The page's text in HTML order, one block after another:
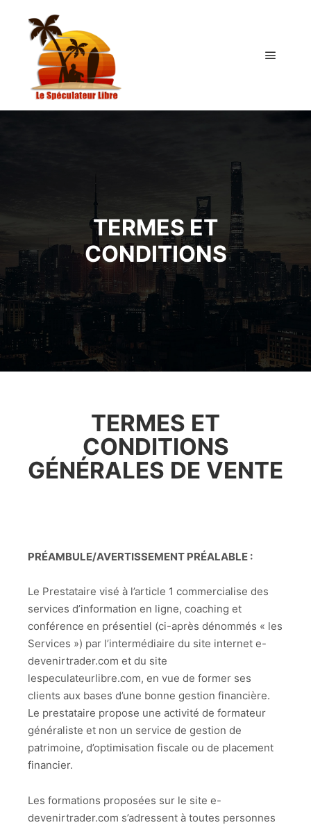
TERMES ET
CONDITIONS
TERMES ET
CONDITIONS
GÉNÉRALES DE VENTE
PRÉAMBULE/AVERTISSEMENT PRÉALABLE :
Le Prestataire visé à l’article 1 commercialise des
services d’information en ligne, coaching et
conférence en présentiel (ci-après dénommés « les
Services ») par l’intermédiaire du site internet e-
devenirtrader.com et du site
lespeculateurlibre.com, en vue de former ses
clients aux bases d’une bonne gestion financière.
Le prestataire propose une activité de formateur
généraliste et non un service de gestion de
patrimoine, d’optimisation fiscale ou de placement
financier.
Les formations proposées sur le site e-
devenirtrader.com s’adressent à toutes personnes